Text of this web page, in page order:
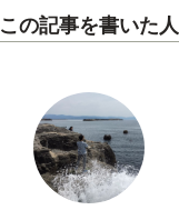
この記事を書いた人